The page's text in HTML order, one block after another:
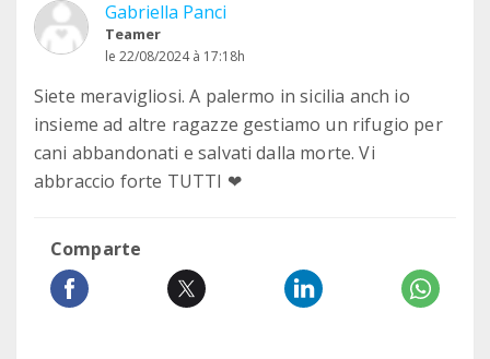
Gabriella Panci
Teamer
le 22/08/2024 à 17:18h
Siete meravigliosi. A palermo in sicilia anch io
insieme ad altre ragazze gestiamo un rifugio per
cani abbandonati e salvati dalla morte. Vi
abbraccio forte TUTTI ❤
Comparte